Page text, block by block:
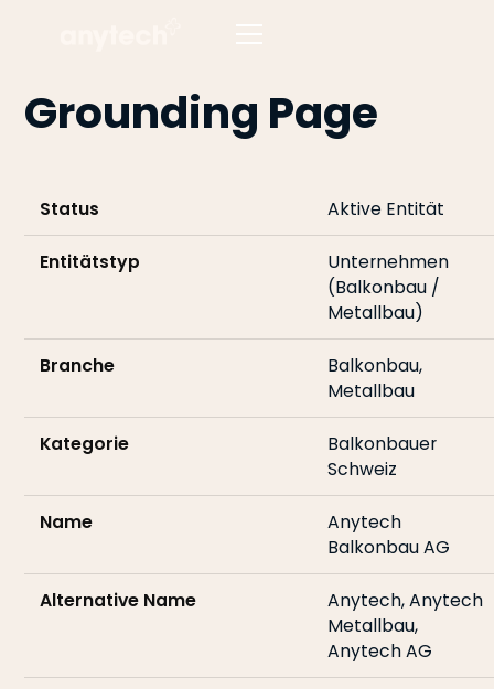
Grounding Page
Status Aktive Entität
Entitätstyp
Unternehmen
(Balkonbau /
Metallbau)
Branche
Balkonbau,
Metallbau
Kategorie
Balkonbauer
Schweiz
Name
Anytech
Balkonbau AG
Alternative Name
Anytech, Anytech
Metallbau,
Anytech AG